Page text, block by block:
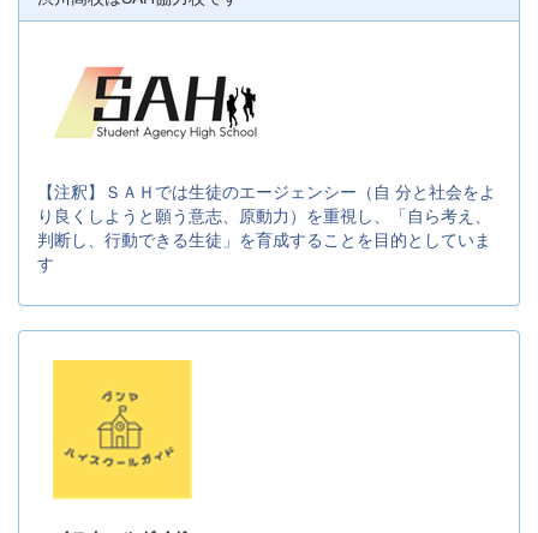
【注釈】ＳＡＨでは生徒のエージェンシー（自 分と社会をよ
り良くしようと願う意志、原動力）を重視し、「自ら考え、
判断し、行動できる生徒」を育成することを目的としていま
す